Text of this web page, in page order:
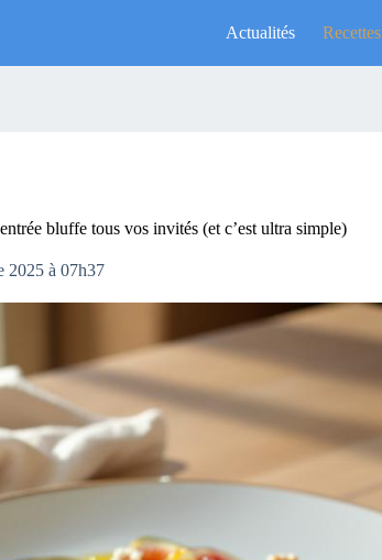
Actualités Recettes
bluffe tous vos invités (et c’est ultra simple)
2025 à 07h37